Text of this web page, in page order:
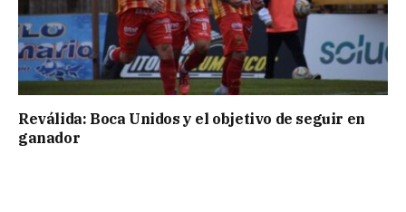
Reválida: Boca Unidos y el objetivo de seguir en
ganador